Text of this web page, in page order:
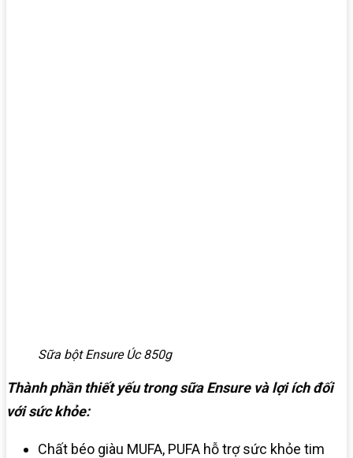
Sữa bột Ensure Úc 850g
Thành phần thiết yếu trong sữa Ensure và lợi ích đối
với sức khỏe:
Chất béo giàu MUFA, PUFA hỗ trợ sức khỏe tim